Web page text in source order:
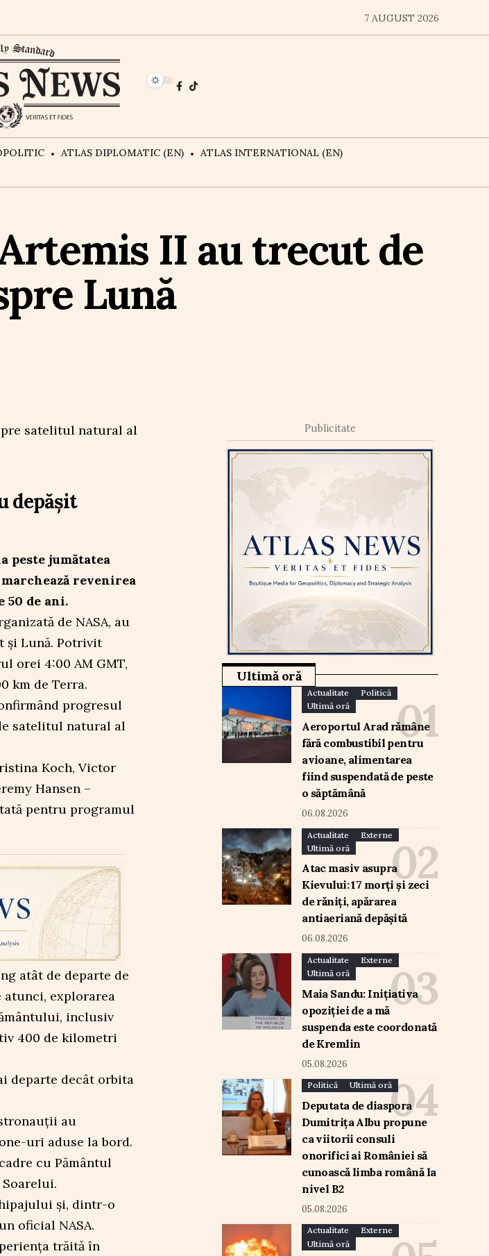
7 AUGUST 2026
ATLAS DIPLOMATIC (EN)
ATLAS INTERNATIONAL (EN)
II au trecut de
Lună
depășit
peste jumătatea
revenirea
50 de ani.
de NASA, au
și Lună. Potrivit
orei 4:00 AM GMT,
km de Terra.
progresul
satelitul natural al
Koch, Victor
Hansen –
pentru programul
atât de departe de
atunci, explorarea
inclusiv
400 de kilometri
departe decât orbita
au
uri aduse la bord.
cu Pământul
și, dintr-o
oficial NASA.
trăită în
Publicitate
Ultimă oră
Actualitate
Politică
Ultimă oră
Aeroportul Arad rămâne
fără combustibil pentru
avioane, alimentarea
fiind suspendată de peste
o săptămână
06.08.2026
Actualitate
Externe
Ultimă oră
Atac masiv asupra
Kievului: 17 morți și zeci
de răniți, apărarea
antiaeriană depășită
06.08.2026
Actualitate
Externe
Ultimă oră
Maia Sandu: Inițiativa
opoziției de a mă
suspenda este coordonată
de Kremlin
05.08.2026
Politică Ultimă oră
Deputata de diaspora
Dumitrița Albu propune
ca viitorii consuli
onorifici ai României să
cunoască limba română la
nivel B2
05.08.2026
Actualitate
Externe
Ultimă oră